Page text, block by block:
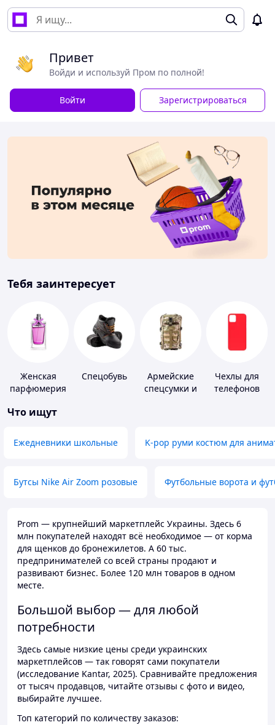
Привет
Войди и используй Пром по полной!
Войти Зарегистрироваться
Тебя заинтересует
Женская
парфюмерия
Спецобувь
Армейские
спецсумки и
Чехлы для
телефонов
Что ищут
Ежедневники школьные K-pop руми костюм для
Бутсы Nike Air Zoom розовые Футбольные ворота и
Prom — крупнейший маркетплейс Украины. Здесь 6
млн покупателей находят всё необходимое — от корма
для щенков до бронежилетов. А 60 тыс.
предпринимателей со всей страны продают и
развивают бизнес. Более 120 млн товаров в одном
месте.
Большой выбор — для любой
потребности
Здесь самые низкие цены среди украинских
маркетплейсов — так говорят сами покупатели
(исследование Kantar, 2025). Сравнивайте предложения
от тысяч продавцов, читайте отзывы с фото и видео,
выбирайте лучшее.
Топ категорий по количеству заказов: